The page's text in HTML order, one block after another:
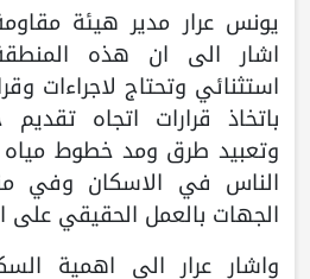
يونس عرار مدير هيئة
اشار الى ان هذه
استثنائي وتحتاج لاجراءات
باتخاذ قرارات اتجاه
وتعبيد طرق ومد خطوط
الناس في الاسكان وفي
الجهات بالعمل الحقيقي على
واشار عرار الى اهمية